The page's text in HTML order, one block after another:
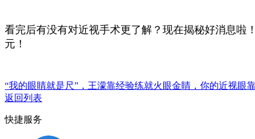
看完后有没有对近视手术更了解？现在揭秘好消息啦
元！
“我的眼睛就是尺”，王濛靠经验练就火眼金睛，你的近视眼
返回列表
快捷服务